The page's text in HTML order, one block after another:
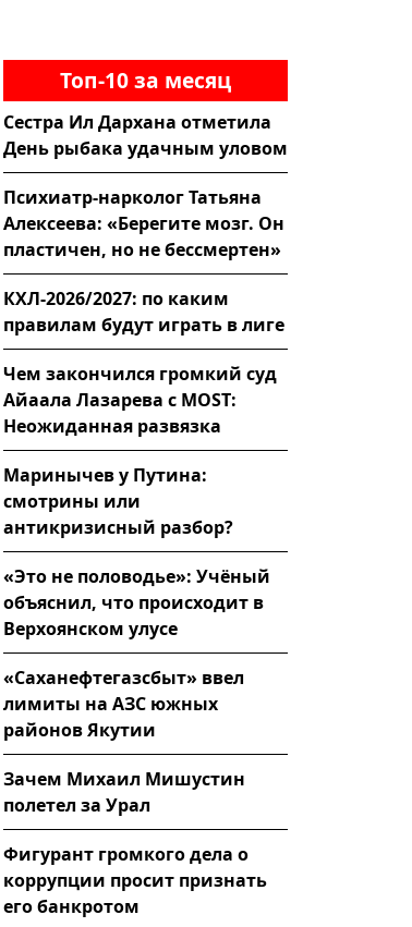
Топ-10 за месяц
Сестра Ил Дархана отметила
День рыбака удачным уловом
Психиатр-нарколог Татьяна
Алексеева: «Берегите мозг. Он
пластичен, но не бессмертен»
КХЛ-2026/2027: по каким
правилам будут играть в лиге
Чем закончился громкий суд
Айаала Лазарева с MOST:
Неожиданная развязка
Маринычев у Путина:
смотрины или
антикризисный разбор?
«Это не половодье»: Учёный
объяснил, что происходит в
Верхоянском улусе
«Саханефтегазсбыт» ввел
лимиты на АЗС южных
районов Якутии
Зачем Михаил Мишустин
полетел за Урал
Фигурант громкого дела о
коррупции просит признать
его банкротом